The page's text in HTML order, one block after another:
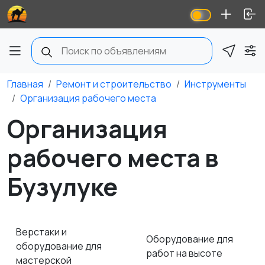
Главная Ремонт и строительство
Инструменты
Организация рабочего места
Организация
рабочего места в
Бузулуке
Верстаки и
оборудование для
мастерской
Оборудование для
работ на высоте